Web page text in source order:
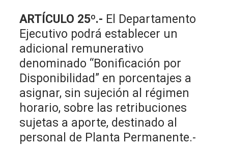
ARTÍCULO 25º.- El Departamento
Ejecutivo podrá establecer un
adicional remunerativo
denominado “Bonificación por
Disponibilidad” en porcentajes a
asignar, sin sujeción al régimen
horario, sobre las retribuciones
sujetas a aporte, destinado al
personal de Planta Permanente.-